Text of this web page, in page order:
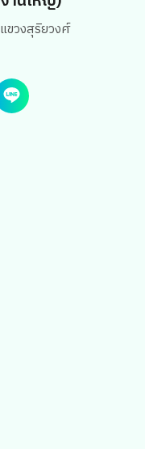
วงสุริยวงศ์